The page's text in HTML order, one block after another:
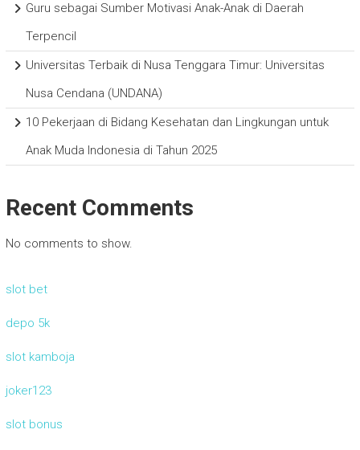
Guru sebagai Sumber Motivasi Anak-Anak di Daerah
Terpencil
Universitas Terbaik di Nusa Tenggara Timur: Universitas
Nusa Cendana (UNDANA)
10 Pekerjaan di Bidang Kesehatan dan Lingkungan untuk
Anak Muda Indonesia di Tahun 2025
Recent Comments
No comments to show.
slot bet
depo 5k
slot kamboja
joker123
slot bonus